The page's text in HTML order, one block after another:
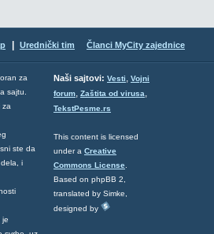
Urednički tim Članci MyCity zajednice
za
sajtu.
za
ste da
i
je
Naši sajtovi: Vesti, Vojni
forum, Zaštita od virusa,
TekstPesme.rs
This content is licensed
under a Creative
Commons License
Based on phpBB 2,
translated by Simke,
designed by